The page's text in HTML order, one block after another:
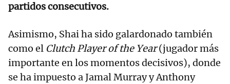
partidos consecutivos.
Asimismo, Shai ha sido galardonado también
como el Clutch Player of the Year(jugador más
importante en los momentos decisivos), donde
se ha impuesto a Jamal Murray y Anthony